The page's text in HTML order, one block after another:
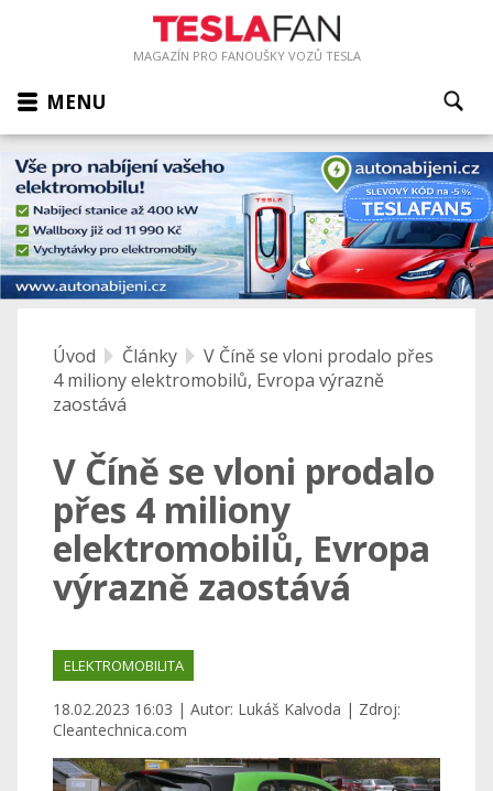
MAGAZÍN PRO FANOUŠKY VOZŮ TESLA
MENU
Úvod Články
V Číně se vloni prodalo přes
4 miliony elektromobilů, Evropa výrazně
zaostává
V Číně se vloni prodalo
přes 4 miliony
elektromobilů, Evropa
výrazně zaostává
ELEKTROMOBILITA
18.02.2023 16:03 | Autor: Lukáš Kalvoda | Zdroj:
Cleantechnica.com